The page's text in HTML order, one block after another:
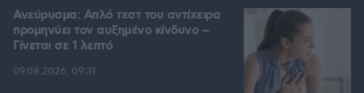
Ανεύρυσμα: Απλό τεστ του αντίχειρα
προμηνύει τον αυξημένο κίνδυνο –
Γίνεται σε 1 λεπτό
09.08.2026, 09:31